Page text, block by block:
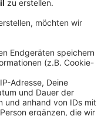
auf dem
in
lassen
06:43